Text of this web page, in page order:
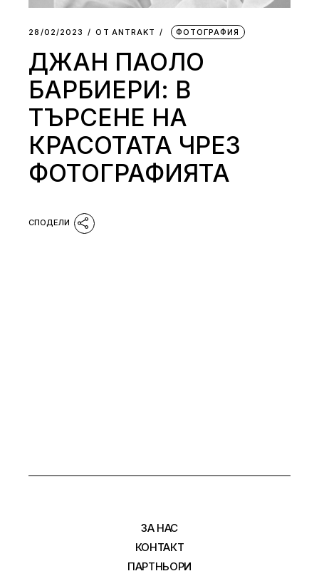
28/02/2023 ОТ АNTRAKT ФОТОГРАФИЯ
ДЖАН ПАОЛО
БАРБИЕРИ: В
ТЪРСЕНЕ НА
КРАСОТАТА ЧРЕЗ
ФОТОГРАФИЯТА
ЗА НАС
КОНТАКТ
ПАРТНЬОРИ